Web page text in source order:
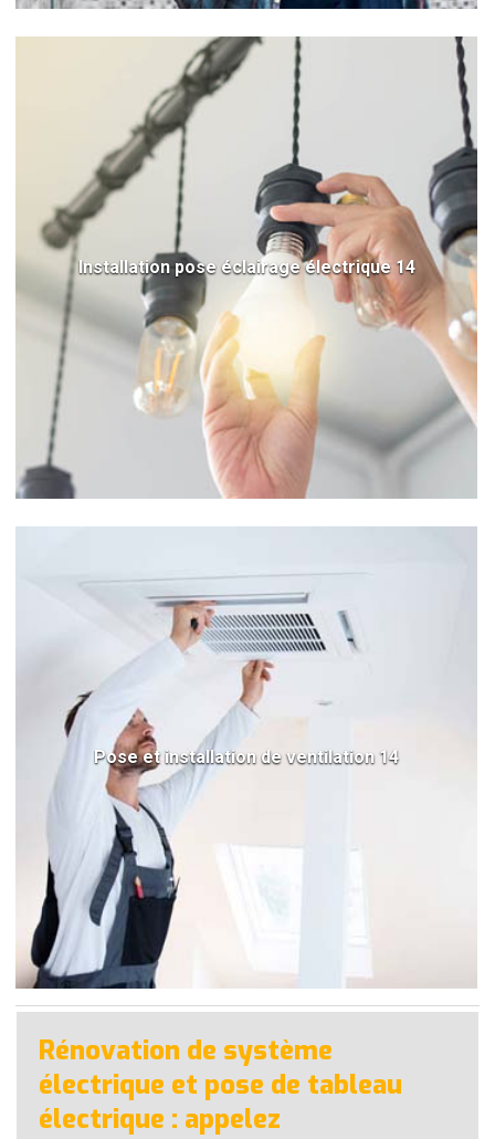
Installation pose éclairage électrique 14
Pose et installation de ventilation 14
Rénovation de système
électrique et pose de tableau
électrique : appelez